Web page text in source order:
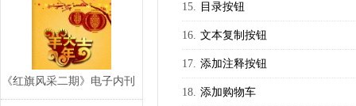
《红旗风采二期》电子内刊
目录按钮
文本复制按钮
添加注释按钮
添加购物车